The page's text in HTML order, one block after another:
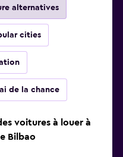
alternatives
cities
de la chance
voitures à louer à
Bilbao